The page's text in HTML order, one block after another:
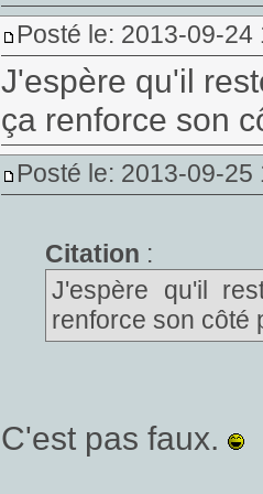
Posté le: 2013-09-24
J'espère qu'il
ça renforce son
Posté le: 2013-09-25
Citation :
J'espère qu'il
renforce son côté
C'est pas faux.